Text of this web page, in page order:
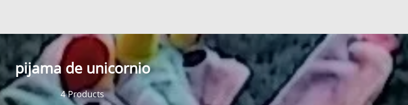
pijama de unicornio
4Products